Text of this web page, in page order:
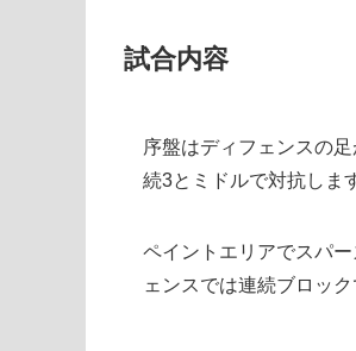
試合内容
序盤はディフェンスの
続3とミドルで対抗しま
ペイントエリアでスパ
ェンスでは連続ブロッ